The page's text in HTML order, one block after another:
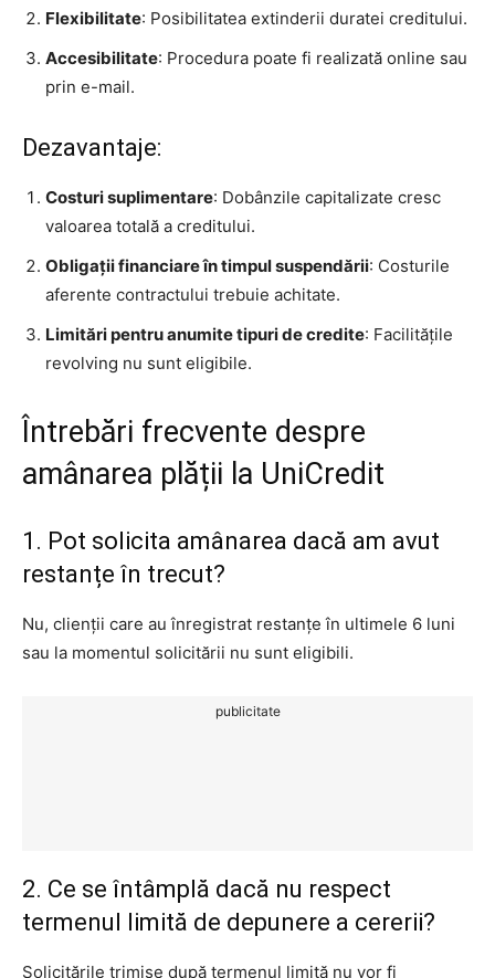
Flexibilitate: Posibilitatea extinderii duratei creditului.
Accesibilitate: Procedura poate fi realizată online sau
prin e-mail.
Dezavantaje:
Costuri suplimentare: Dobânzile capitalizate cresc
valoarea totală a creditului.
Obligații financiare în timpul suspendării: Costurile
aferente contractului trebuie achitate.
Limitări pentru anumite tipuri de credite: Facilitățile
revolving nu sunt eligibile.
Întrebări frecvente despre
amânarea plății la UniCredit
1. Pot solicita amânarea dacă am avut
restanțe în trecut?
Nu, clienții care au înregistrat restanțe în ultimele 6 luni
sau la momentul solicitării nu sunt eligibili.
publicitate
2. Ce se întâmplă dacă nu respect
termenul limită de depunere a cererii?
Solicitările trimise după termenul limită nu vor fi